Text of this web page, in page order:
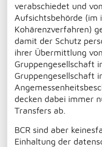
verabschiedet und
Aufsichtsbehörde (im
Kohärenzverfahren)
damit der Schutz
ihrer Übermittlung
Gruppengesellschaft
Gruppengesellschaft
decken dabei immer
Transfers ab.
BCR sind aber
Einhaltung der